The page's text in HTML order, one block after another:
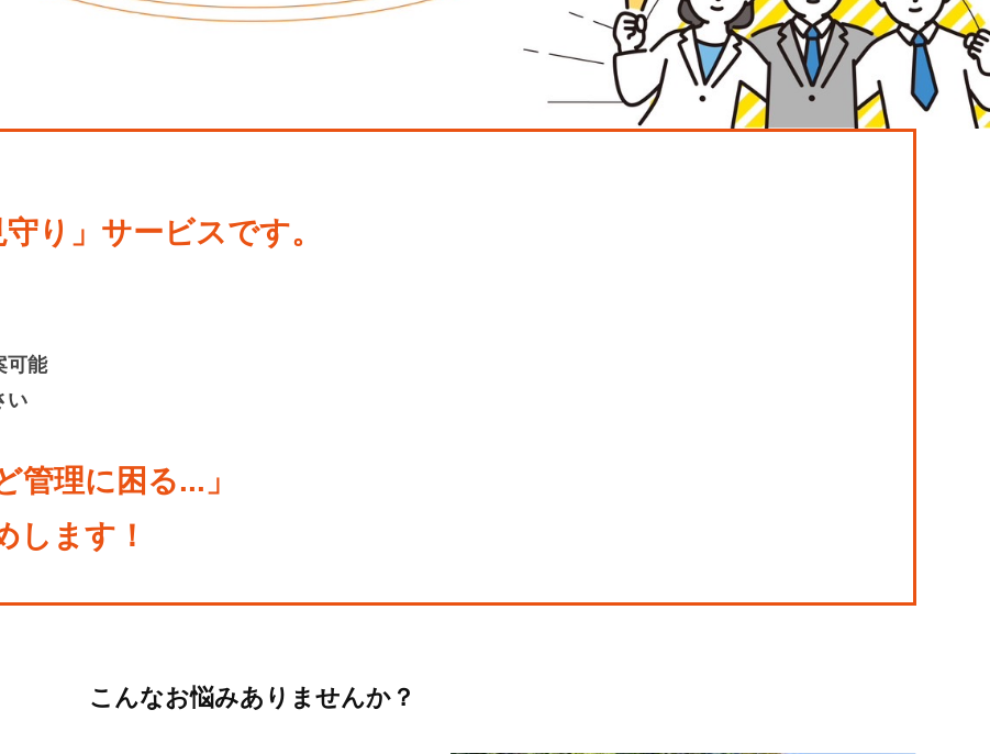
り」サービスです。
可能
い
管理に困る...」
します！
こんなお悩みありませんか？